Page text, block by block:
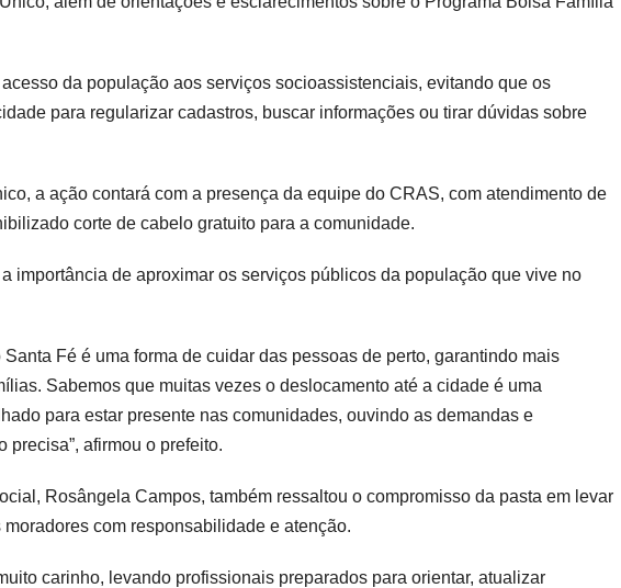
da população aos serviços socioassistenciais, evitando que os
para regularizar cadastros, buscar informações ou tirar dúvidas sobre
a ação contará com a presença da equipe do CRAS, com atendimento de
corte de cabelo gratuito para a comunidade.
importância de aproximar os serviços públicos da população que vive no
Fé é uma forma de cuidar das pessoas de perto, garantindo mais
Sabemos que muitas vezes o deslocamento até a cidade é uma
para estar presente nas comunidades, ouvindo as demandas e
afirmou o prefeito.
Rosângela Campos, também ressaltou o compromisso da pasta em levar
com responsabilidade e atenção.
carinho, levando profissionais preparados para orientar, atualizar